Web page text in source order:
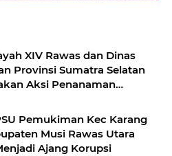
XIV Rawas dan Dinas
Provinsi Sumatra Selatan
Aksi Penanaman
Pemukiman Kec Karang
Musi Rawas Utara
Ajang Korupsi